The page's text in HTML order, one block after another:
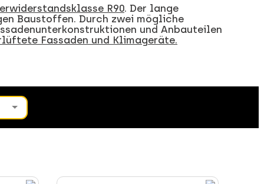
R90. Der lange
Baustoffen. Durch zwei mögliche
und Anbauteilen
Fassaden und Klimageräte.